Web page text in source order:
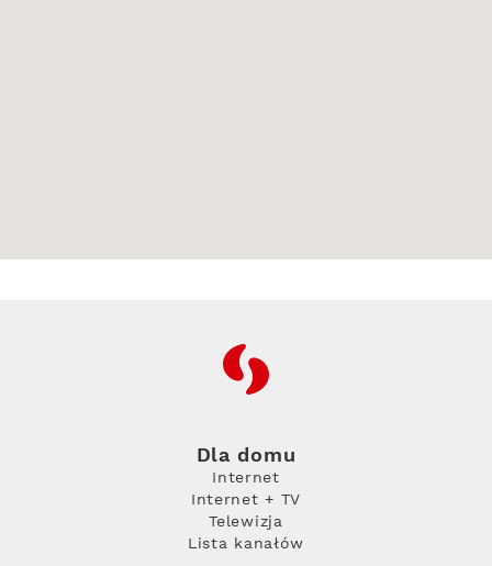
RFC
Dla domu
Internet
Internet + TV
Telewizja
Lista kanałów